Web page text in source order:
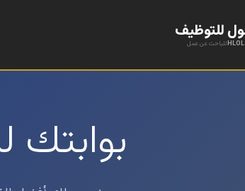
للتوظيف
للباحث عن عمل